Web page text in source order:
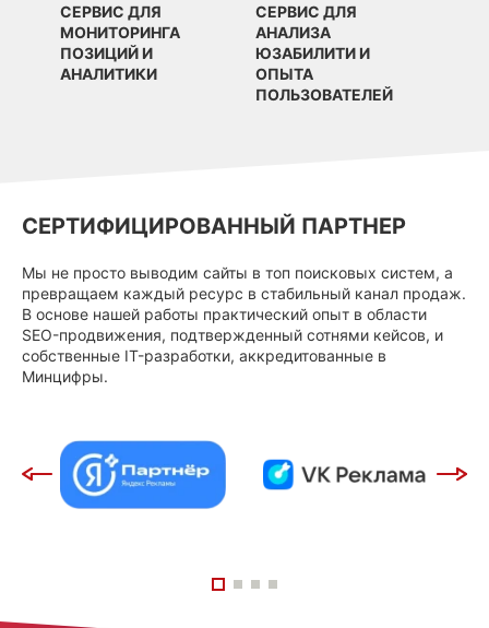
СЕРВИС ДЛЯ
МОНИТОРИНГА
ПОЗИЦИЙ И
АНАЛИТИКИ
СЕРВИС ДЛЯ
АНАЛИЗА
ЮЗАБИЛИТИ И
ОПЫТА
ПОЛЬЗОВАТЕЛЕЙ
СЕРТИФИЦИРОВАННЫЙ ПАРТНЕР
Мы не просто выводим сайты в топ поисковых систем, а
превращаем каждый ресурс в стабильный канал продаж.
В основе нашей работы практический опыт в области
SEO-продвижения, подтвержденный сотнями кейсов, и
собственные IT-разработки, аккредитованные в
Минцифры.